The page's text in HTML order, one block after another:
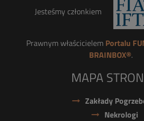
Jesteśmy członkiem
Prawnym właścicielem Portalu
BRAINBOX®.
MAPA
Zakłady
Nekrologi